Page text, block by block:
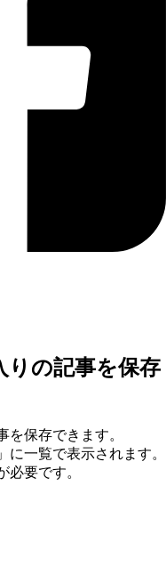
りの記事を保存
を保存できます。
一覧で表示されます。
必要です。